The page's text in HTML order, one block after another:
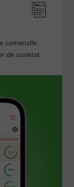
comenzile:
de curierat